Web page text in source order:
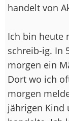
handelt von
Ich bin heute
schreib-ig. In
morgen ein
Dort wo ich
morgen
jährigen Kind